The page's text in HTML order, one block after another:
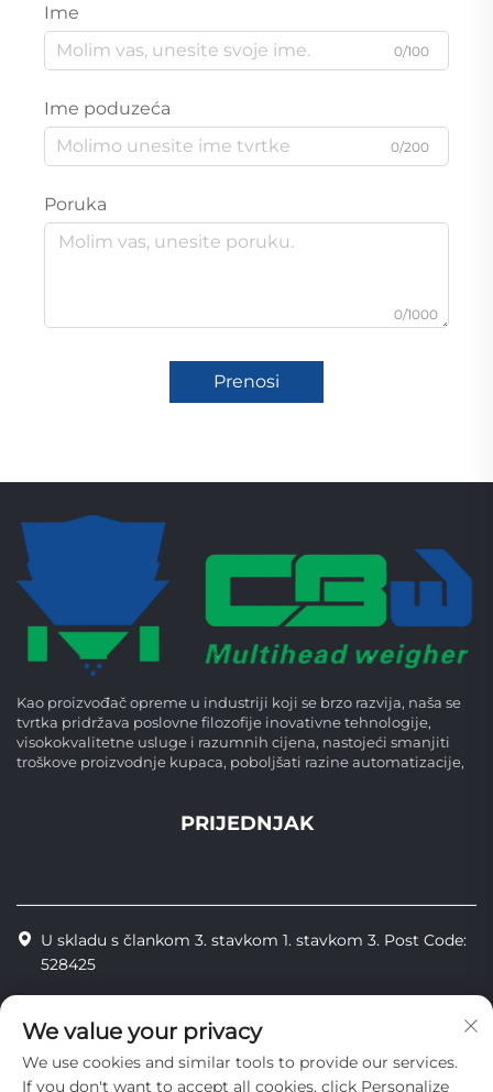
Ime
0/100
Ime poduzeća
0/200
Poruka
0/1000
Prenosi
Kao proizvođač opreme u industriji koji se brzo razvija, naša se
tvrtka pridržava poslovne filozofije inovativne tehnologije,
visokokvalitetne usluge i razumnih cijena, nastojeći smanjiti
troškove proizvodnje kupaca, poboljšati razine automatizacije,
PRIJEDNJAK
U skladu s člankom 3. stavkom 1. stavkom 3. Post Code:
528425
[email protected]
We value your privacy
We use cookies and similar tools to provide our services.
If you don't want to accept all cookies, click Personalize